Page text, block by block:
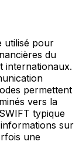
utilisé pour
du
internationaux.
permettent
vers la
typique
sur
une